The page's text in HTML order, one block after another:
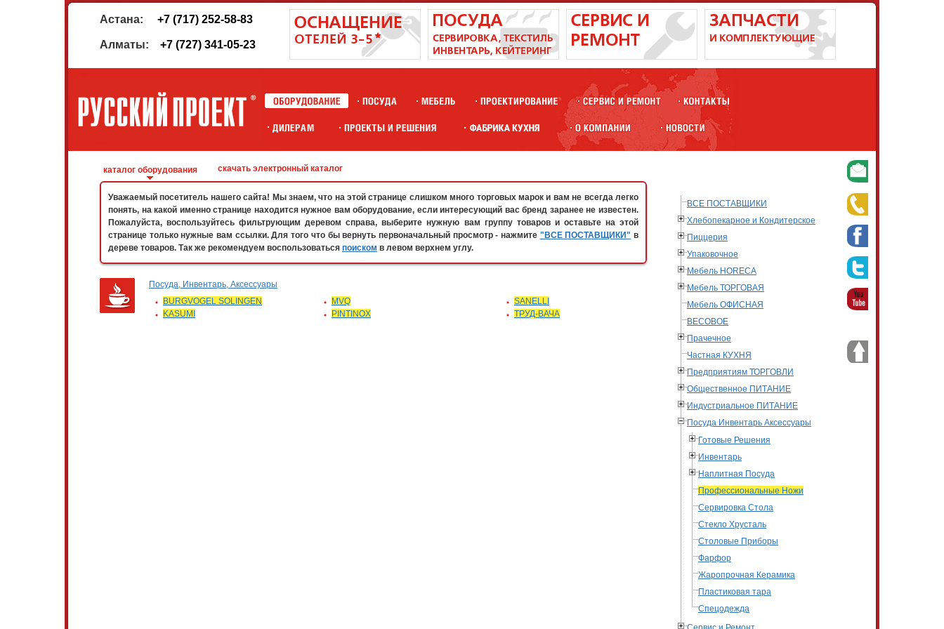
Астана: +7 (717) 252-58-83
Алматы: +7 (727) 341-05-23
каталог оборудования скачать электронный каталог
Уважаемый посетитель нашего сайта! Мы знаем, что на этой странице слишком много торговых марок и вам не всегда легко
понять, на какой именно странице находится нужное вам оборудование, если интересующий вас бренд заранее не известен.
Пожалуйста, воспользуйтесь фильтрующим деревом справа, выберите нужную вам группу товаров и оставьте на этой
странице только нужные вам ссылки. Для того что бы вернуть первоначальный просмотр - нажмите "ВСЕ ПОСТАВЩИКИ" в
дереве товаров. Так же рекомендуем воспользоваться поиском в левом верхнем углу.
ВСЕ ПОСТАВЩИКИ
Хлебопекарное и Кондитерское
Пиццерия
Упаковочное
Мебель HORECA
Мебель ТОРГОВАЯ
Мебель ОФИСНАЯ
ВЕСОВОЕ
Прачечное
Частная КУХНЯ
Предприятиям ТОРГОВЛИ
Общественное ПИТАНИЕ
Индустриальное ПИТАНИЕ
Посуда Инвентарь Аксессуары
Готовые Решения
Инвентарь
Наплитная Посуда
Профессиональные Ножи
Сервировка Стола
Стекло Хрусталь
Столовые Приборы
Фарфор
Жаропрочная Керамика
Пластиковая тара
Спецодежда
Посуда, Инвентарь, Аксессуары
BURGVOGEL SOLINGEN
KASUMI
MVQ
PINTINOX
SANELLI
ТРУД-ВАЧА